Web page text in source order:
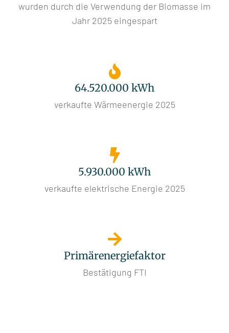
wurden durch die Verwendung der Biomasse im
Jahr 2025 eingespart
64.520.000 kWh
verkaufte Wärmeenergie 2025
5.930.000 kWh
verkaufte elektrische Energie 2025
Primärenergiefaktor
Bestätigung FTI